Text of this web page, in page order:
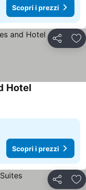
Scopri i prezzi
Condividi
Hotel
Scopri i prezzi
Condividi